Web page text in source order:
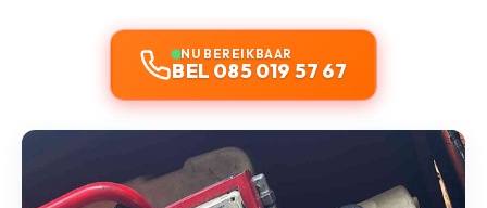
NU BEREIKBAAR
BEL 085 019 57 67